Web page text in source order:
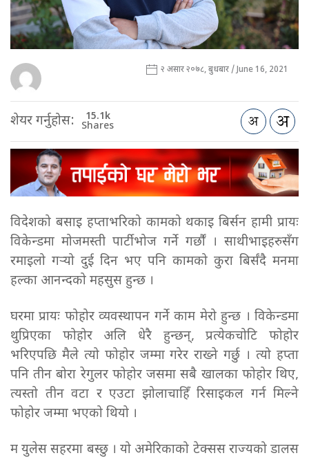
२ असार २०७८, बुधबार / June 16, 2021
शेयर गर्नुहोस: 15.1k
Shares
विदेशको बसाइ हप्ताभरिको कामको थकाइ बिर्सन हामी प्रायः
विकेन्डमा मोजमस्ती पार्टीभोज गर्ने गर्छौं । साथीभाइहरुसँग
रमाइलो गर्‍यो दुई दिन भए पनि कामको कुरा बिर्संदै मनमा
हल्का आनन्दको महसुस हुन्छ ।
घरमा प्रायः फोहोर व्यवस्थापन गर्ने काम मेरो हुन्छ । विकेन्डमा
थुप्रिएका फोहोर अलि धेरै हुन्छन्, प्रत्येकचोटि फोहोर
भरिएपछि मैले त्यो फोहोर जम्मा गरेर राख्ने गर्छु । त्यो हप्ता
पनि तीन बोरा रेगुलर फोहोर जसमा सबै खालका फोहोर थिए,
त्यस्तो तीन वटा र एउटा झोलाचाहिँ रिसाइकल गर्न मिल्ने
फोहोर जम्मा भएको थियो ।
म युलेस सहरमा बस्छु । यो अमेरिकाको टेक्सस राज्यको डालस